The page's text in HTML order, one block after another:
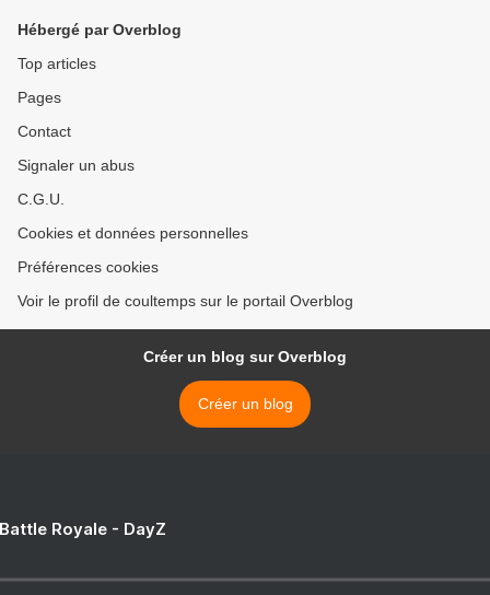
Hébergé par Overblog
Top articles
Pages
Contact
Signaler un abus
C.G.U.
Cookies et données personnelles
Préférences cookies
Voir le profil de coultemps sur le portail Overblog
Créer un blog sur Overblog
Créer un blog
Royale - DayZ